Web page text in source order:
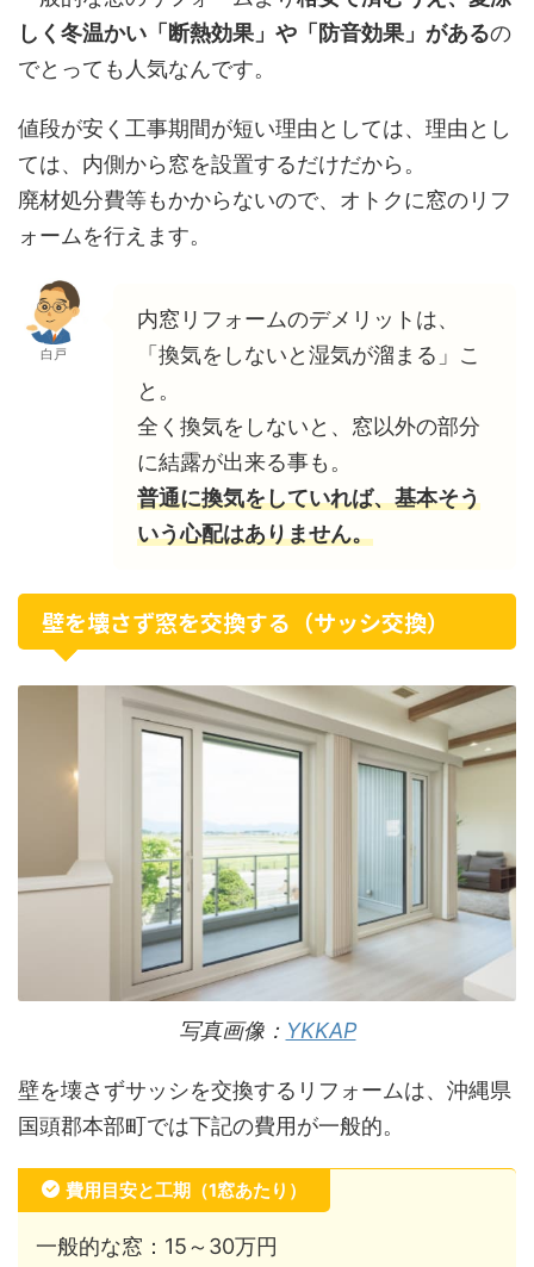
しく冬温かい「断熱効果」や「防音効果」があるの
でとっても人気なんです。
値段が安く工事期間が短い理由としては、理由とし
ては、内側から窓を設置するだけだから。
廃材処分費等もかからないので、オトクに窓のリフ
ォームを行えます。
白戸
内窓リフォームのデメリットは、
「換気をしないと湿気が溜まる」こ
と。
全く換気をしないと、窓以外の部分
に結露が出来る事も。
普通に換気をしていれば、基本そう
いう心配はありません。
壁を壊さず窓を交換する（サッシ交換）
写真画像： YKKAP
壁を壊さずサッシを交換するリフォームは、沖縄県
国頭郡本部町では下記の費用が一般的。
費用目安と工期（1窓あたり）
一般的な窓：15～30万円